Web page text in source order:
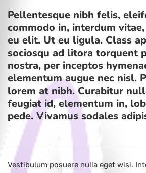
Pellentesque nibh felis,
commodo in, interdum
eu elit. Ut eu ligula. Class
sociosqu ad litora torquent
nostra, per inceptos
elementum augue nec nisl.
lorem at nibh. Curabitur
feugiat id, elementum in,
pede. Vivamus sodales
Vestibulum posuere nulla eget wisi.